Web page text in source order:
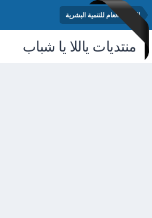
المنتدى العام للتنمية البشرية
منتديات ياللا يا شباب